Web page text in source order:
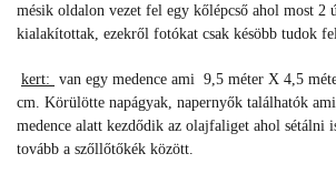
mésik oldalon vezet fel egy kőlépcső ahol most 2
kialakítottak, ezekről fotókat csak késöbb tudok
kert: van egy medence ami 9,5 méter X 4,5
cm. Körülötte napágyak, napernyők találhatók
medence alatt kezdődik az olajfaliget ahol sétálni
tovább a szőllőtőkék között.